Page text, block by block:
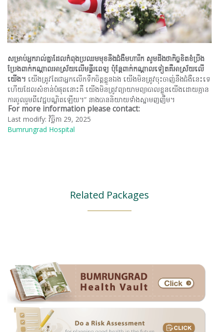
សម្រាប់អ្នករាល់គ្នាដែលកំពុងប្រឈមមុខនឹងជំងឺមហារីក សូមដឹងថាកិច្ចខិតខំប្រឹង
ប្រែងពាក់កណ្តាលអាស្រ័យលើមន្ទីរពេទ្យ ប៉ុន្តែពាក់កណ្តាលទៀតគឺអាស្រ័យលើ
យើង។ យើងត្រូវតែជាអ្នកលើកទឹកចិត្តខ្លួនឯង យើងមិនត្រូវចុះចាញ់នឹងជំងឺនេះទេ
ហើយដែលសំខាន់បំផុតនោះគឺ យើងមិនត្រូវព្យាយាមព្យាបាលខ្លួនយើងដោយគ្មាន
ការចូលរួមពីវេជ្ជបណ្ឌិតឡើយ។” នាងបាននិយាយទាំងស្នាមញញឹម។
For more information please contact:
Last modify: វិច្ឆិកា 29, 2025
Bumrungrad Hospital
Related Packages